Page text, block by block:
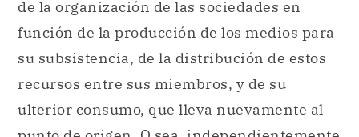
ulterior consumo, que lleva nuevamente al
punto de origen. O sea, independientemente
del enfoque en los procesos económicos, el
análisis se aplica a negocios y finanzas, pero
también a ámbitos tales como las